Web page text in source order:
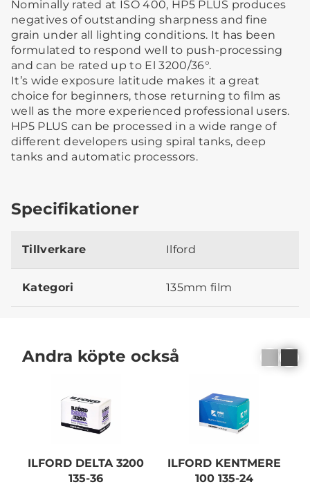
Nominally rated at ISO 400, HP5 PLUS produces
negatives of outstanding sharpness and fine
grain under all lighting conditions. It has been
formulated to respond well to push-processing
and can be rated up to El 3200/36°.
It’s wide exposure latitude makes it a great
choice for beginners, those returning to film as
well as the more experienced professional users.
HP5 PLUS can be processed in a wide range of
different developers using spiral tanks, deep
tanks and automatic processors.
Specifikationer
Tillverkare Ilford
Kategori 135mm film
Andra köpte också
ILFORD DELTA 3200
135-36
ILFORD KENTMERE
100 135-24